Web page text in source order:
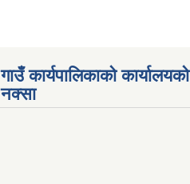
गाउँ कार्यपालिकाको कार्यालयको
नक्सा